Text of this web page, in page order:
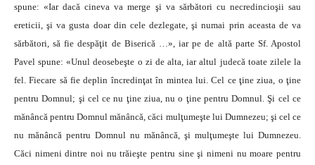
spune: «Iar dacă cineva va merge şi va sărbători cu necredincioşii sau
ereticii, şi va gusta doar din cele dezlegate, şi numai prin aceasta de va
sărbători, să fie despăţit de Biserică …», iar pe de altă parte Sf. Apostol
Pavel spune: «Unul deosebeşte o zi de alta, iar altul judecă toate zilele la
fel. Fiecare să fie deplin încredinţat în mintea lui. Cel ce ţine ziua, o ţine
pentru Domnul; şi cel ce nu ţine ziua, nu o ţine pentru Domnul. Şi cel ce
mănâncă pentru Domnul mănâncă, căci mulţumeşte lui Dumnezeu; şi cel ce
nu mănâncă pentru Domnul nu mănâncă, şi mulţumeşte lui Dumnezeu.
Căci nimeni dintre noi nu trăieşte pentru sine şi nimeni nu moare pentru